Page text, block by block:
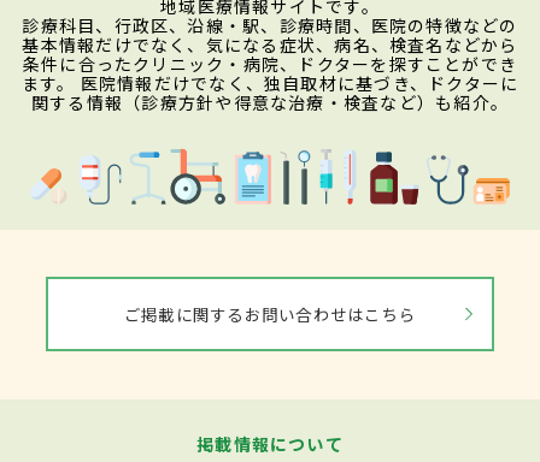
地域医療情報サイトです。
診療科目、行政区、沿線・駅、診療時間、医院の特徴などの
基本情報だけでなく、気になる症状、病名、検査名などから
条件に合ったクリニック・病院、ドクターを探すことができ
ます。 医院情報だけでなく、独自取材に基づき、ドクターに
関する情報（診療方針や得意な治療・検査など）も紹介。
ご掲載に関するお問い合わせはこちら
掲載情報について